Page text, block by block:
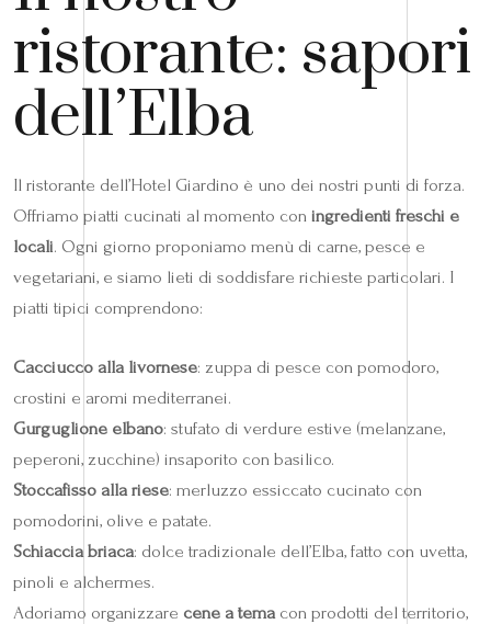
ristorante: sapori
dell’Elba
Il ristorante dell’Hotel Giardino è uno dei nostri punti di forza.
Offriamo piatti cucinati al momento con ingredienti freschi e
locali. Ogni giorno proponiamo menù di carne, pesce e
vegetariani, e siamo lieti di soddisfare richieste particolari. I
piatti tipici comprendono:
Cacciucco alla livornese: zuppa di pesce con pomodoro,
crostini e aromi mediterranei.
Gurguglione elbano: stufato di verdure estive (melanzane,
peperoni, zucchine) insaporito con basilico.
Stoccafisso alla riese: merluzzo essiccato cucinato con
pomodorini, olive e patate.
Schiaccia briaca: dolce tradizionale dell’Elba, fatto con uvetta,
pinoli e alchermes.
Adoriamo organizzare cene a temacon prodotti del territorio,